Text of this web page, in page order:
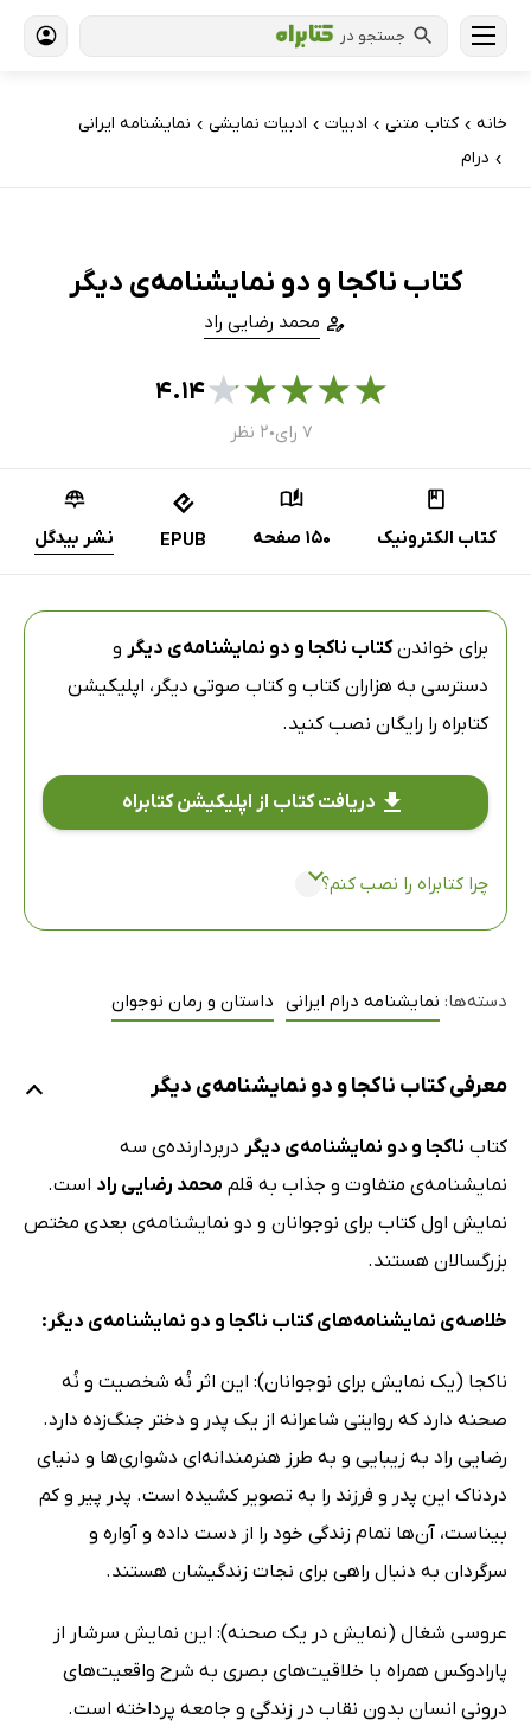
جستجو در
خانه › کتاب‌ متنی › ادبیات › ادبیات نمایشی › نمایشنامه ایرانی
› درام
کتاب ناکجا و دو نمایشنامه‌ی دیگر
محمد رضایی راد
★
★
★
★
★۴.۱۴
۷ رای ● ۲ نظر
کتاب الکترونیک 150 صفحه EPUB نشر بیدگل
برای خواندنکتاب ناکجا و دو نمایشنامه‌ی دیگر و
دسترسی به هزاران کتاب و کتاب صوتی دیگر، اپلیکیشن
کتابراه را رایگان نصب کنید.
دریافت کتاب از اپلیکیشن کتابراه
چرا کتابراه را نصب کنم؟
دسته‌ها: نمایشنامه درام ایرانی داستان و رمان نوجوان
معرفی کتاب ناکجا و دو نمایشنامه‌ی دیگر
کتاب ناکجا و دو نمایشنامه‌ی دیگر دربردارنده‌ی سه
نمایشنامه‌ی متفاوت و جذاب به قلم محمد رضایی راد است.
نمایش اول کتاب برای نوجوانان و دو نمایشنامه‌ی بعدی مختص
بزرگسالان هستند.
خلاصه‌ی نمایشنامه‌های کتاب ناکجا و دو نمایشنامه‌ی دیگر:
ناکجا (یک نمایش برای نوجوانان): این اثر نُه شخصیت و نُه
صحنه دارد که روایتی شاعرانه‌ از یک پدر و دختر جنگ‌زده دارد.
رضایی راد به زیبایی و به طرز هنرمندانه‌ای دشواری‌ها و دنیای
دردناک این پدر و فرزند را به تصویر کشیده است. پدر پیر و کم
بیناست، آن‌ها تمام زندگی خود را از دست داده و آواره و
سرگردان به دنبال راهی برای نجات زندگیشان هستند.
عروسی شغال (نمایش در یک صحنه): این نمایش سرشار از
پارادوکس همراه با خلاقیت‌های بصری به شرح واقعیت‌های
درونی انسان بدون نقاب در زندگی و جامعه پرداخته است.